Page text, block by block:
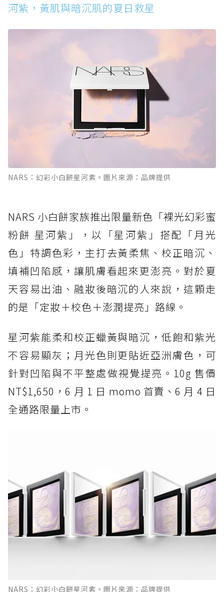
河紫，黃肌與暗沉肌的夏日救星
NARS：幻彩小白餅星河紫。圖片來源：品牌提供
NARS 小白餅家族推出限量新色「裸光幻彩蜜
粉餅 星河紫」，以「星河紫」搭配「月光
色」特調色彩，主打去黃柔焦、校正暗沉、
填補凹陷感，讓肌膚看起來更澎亮。對於夏
天容易出油、融妝後暗沉的人來說，這顆走
的是「定妝＋校色＋澎潤提亮」路線。
星河紫能柔和校正蠟黃與暗沉，低飽和紫光
不容易顯灰；月光色則更貼近亞洲膚色，可
針對凹陷與不平整處做視覺提亮。10g 售價
NT$1,650，6 月 1 日 momo 首賣、6 月 4 日
全通路限量上市。
NARS：幻彩小白餅星河紫。圖片來源：品牌提供